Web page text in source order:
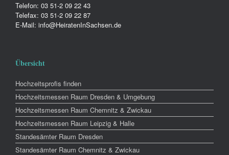
Telefon: 03 51-2 09 22 43
Telefax: 03 51-2 09 22 87
E-Mail: info@HeiratenInSachsen.de
Übersicht
Hochzeitsprofis finden
Hochzeitsmessen Raum Dresden & Umgebung
Hochzeitsmessen Raum Chemnitz & Zwickau
Hochzeitsmessen Raum Leipzig & Halle
Standesämter Raum Dresden
Standesämter Raum Chemnitz & Zwickau